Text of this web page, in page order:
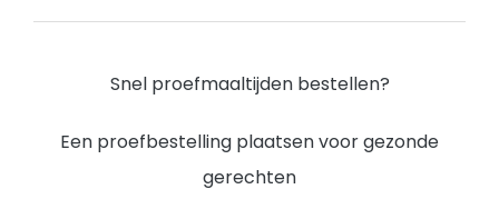
Snel proefmaaltijden bestellen?
Een proefbestelling plaatsen voor gezonde
gerechten